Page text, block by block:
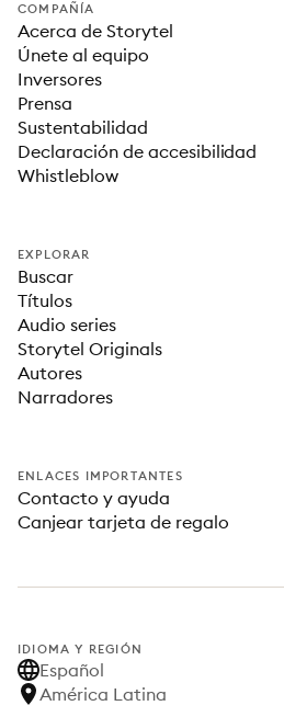
COMPAÑÍA
Acerca de Storytel
Únete al equipo
Inversores
Prensa
Sustentabilidad
Declaración de accesibilidad
Whistleblow
EXPLORAR
Buscar
Títulos
Audio series
Storytel Originals
Autores
Narradores
ENLACES IMPORTANTES
Contacto y ayuda
Canjear tarjeta de regalo
IDIOMA Y REGIÓN
Español
América Latina